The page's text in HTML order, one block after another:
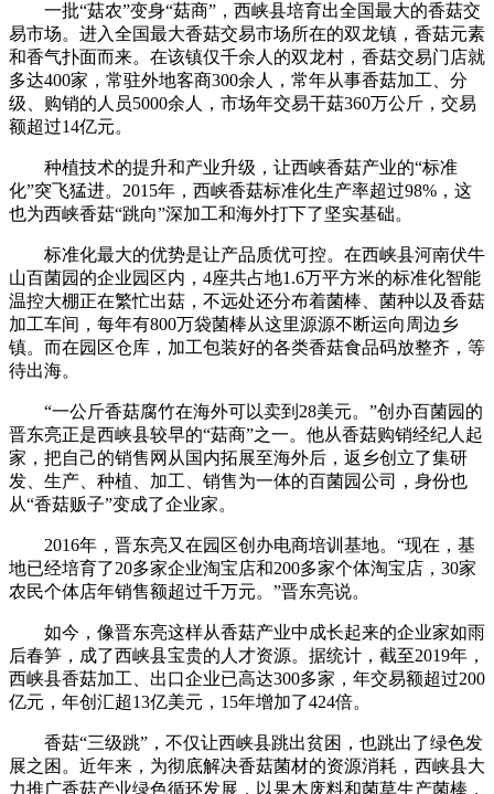
一批“菇农”变身“菇商”，西峡县培育出全国最大的香菇交
易市场。进入全国最大香菇交易市场所在的双龙镇，香菇元素
和香气扑面而来。在该镇仅千余人的双龙村，香菇交易门店就
多达400家，常驻外地客商300余人，常年从事香菇加工、分
级、购销的人员5000余人，市场年交易干菇360万公斤，交易
额超过14亿元。
种植技术的提升和产业升级，让西峡香菇产业的“标准
化”突飞猛进。2015年，西峡香菇标准化生产率超过98%，这
也为西峡香菇“跳向”深加工和海外打下了坚实基础。
标准化最大的优势是让产品质优可控。在西峡县河南伏牛
山百菌园的企业园区内，4座共占地1.6万平方米的标准化智能
温控大棚正在繁忙出菇，不远处还分布着菌棒、菌种以及香菇
加工车间，每年有800万袋菌棒从这里源源不断运向周边乡
镇。而在园区仓库，加工包装好的各类香菇食品码放整齐，等
待出海。
“一公斤香菇腐竹在海外可以卖到28美元。”创办百菌园的
晋东亮正是西峡县较早的“菇商”之一。他从香菇购销经纪人起
家，把自己的销售网从国内拓展至海外后，返乡创立了集研
发、生产、种植、加工、销售为一体的百菌园公司，身份也
从“香菇贩子”变成了企业家。
2016年，晋东亮又在园区创办电商培训基地。“现在，基
地已经培育了20多家企业淘宝店和200多家个体淘宝店，30家
农民个体店年销售额超过千万元。”晋东亮说。
如今，像晋东亮这样从香菇产业中成长起来的企业家如雨
后春笋，成了西峡县宝贵的人才资源。据统计，截至2019年，
西峡县香菇加工、出口企业已高达300多家，年交易额超过200
亿元，年创汇超13亿美元，15年增加了424倍。
香菇“三级跳”，不仅让西峡县跳出贫困，也跳出了绿色发
展之困。近年来，为彻底解决香菇菌材的资源消耗，西峡县大
力推广香菇产业绿色循环发展，以果木废料和菌草生产菌棒，